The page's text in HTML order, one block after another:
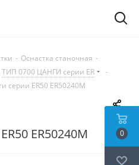
- Оснастка станочная -
ТИП 0700 ЦАНГИ серии ER
-
серии ER50 ER50240M
ER50240M 0